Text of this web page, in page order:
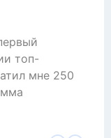
топ-
мне 250